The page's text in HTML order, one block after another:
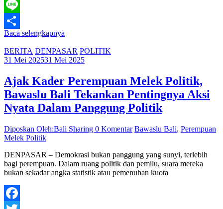
WhatsApp
Line
Share
Baca selengkapnya
BERITA DENPASAR POLITIK
31 Mei 202531 Mei 2025
Ajak Kader Perempuan Melek Politik,
Bawaslu Bali Tekankan Pentingnya Aksi
Nyata Dalam Panggung Politik
Diposkan Oleh:Bali Sharing 0 Komentar Bawaslu Bali, Perempuan
Melek Politik
DENPASAR – Demokrasi bukan panggung yang sunyi, terlebih
bagi perempuan. Dalam ruang politik dan pemilu, suara mereka
bukan sekadar angka statistik atau pemenuhan kuota